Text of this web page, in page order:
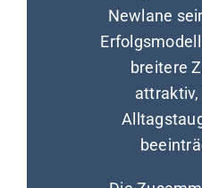
Newlane
breitere
attraktiv,